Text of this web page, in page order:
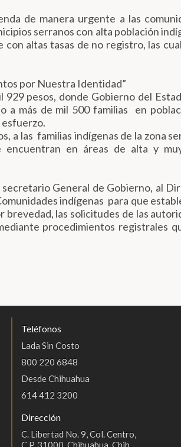
de manera urgente a las
serranos con alta población
altas tasas de no registro, las
por Nuestra Identidad”
pesos, donde Gobierno del
a más de mil 500 familias en
esfuerzo.
a las familias indígenas de la zona
encuentran en áreas de alta y
General de Gobierno, al
indígenas para que
brevedad, las solicitudes de las
procedimientos registrales
Teléfonos
Lada Sin Costo
800 220 6848
Desde Chihuahua
614 412 3200
Dirección
C. Libertad No. 9, Col. Centro,
C.P. 31000, Chihuahua, Chih.